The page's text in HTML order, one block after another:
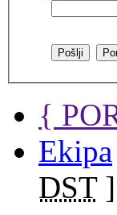
{
Ekipa
DST]